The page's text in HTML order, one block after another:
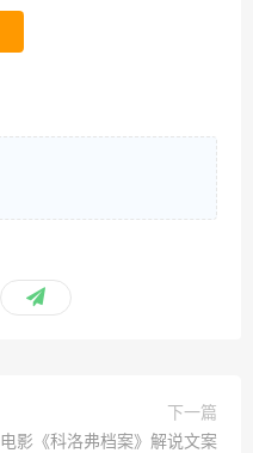
下一篇
电影《科洛弗档案》解说文案